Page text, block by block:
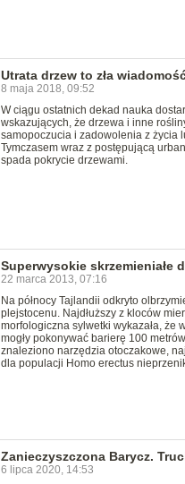
Utrata drzew to zła
8 maja 2018, 09:52
W ciągu ostatnich dekad nauka
wskazujących, że drzewa i inne
samopoczucia i zadowolenia z życia
Tymczasem wraz z postępującą
spada pokrycie drzewami.
Superwysokie skrzemieniałe
22 marca 2013, 07:16
Na północy Tajlandii odkryto
plejstocenu. Najdłuższy z kloców
morfologiczna sylwetki wykazała, że
mogły pokonywać barierę 100
znaleziono narzędzia otoczakowe,
dla populacji Homo erectus
Zanieczyszczona Barycz.
6 lipca 2020, 14:53